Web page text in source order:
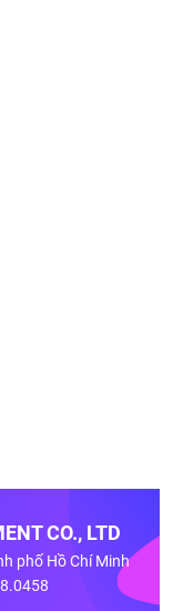
CO., LTD
phố Hồ Chí Minh